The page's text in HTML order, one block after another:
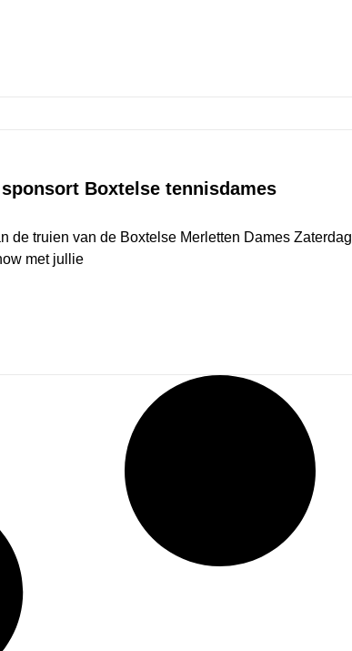
Boxtelse tennisdames
de truien van de Boxtelse Merletten Dames Zaterdag
met jullie